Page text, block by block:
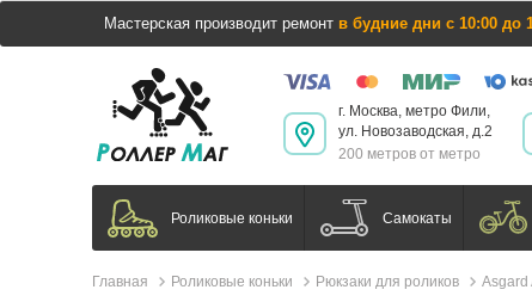
Мастерская производит ремонт в будние дни с 10:00 до
г. Москва, метро Фили,
ул. Новозаводская, д.2
200 метров от метро
Роликовые коньки Самокаты
Главная Роликовые коньки Рюкзаки для роликов Asgard